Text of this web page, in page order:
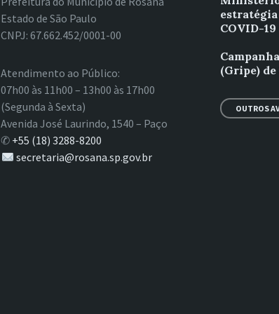
Estado de São Paulo
CNPJ: 67.662.452/0001-00
Atendimento ao Público:
07h00 às 11h00 – 13h00 às 17h00
(Segunda à Sexta)
Avenida José Laurindo, 1540 – Paço
✆ +55 (18) 3288-8200
secretaria@rosana.sp.gov.br
COVID-19
(Gripe)
OUTROS